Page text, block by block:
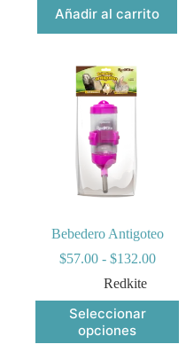
Añadir al carrito
Bebedero Antigoteo
$57.00 - $132.00Rango
desde
Redkite
Seleccionar
opciones
Este
producto
tiene